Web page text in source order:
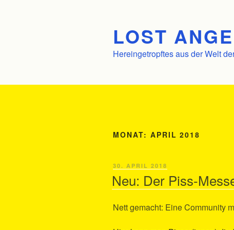
LOST
Hereingetropftes aus der Welt
MONAT: APRIL 2018
VERÖFFENTLICHT
30. APRIL 2018
Neu: Der Piss-
Nett gemacht: Eine Community